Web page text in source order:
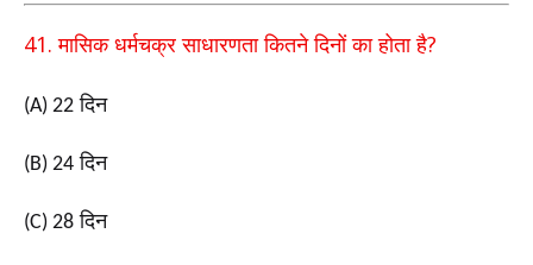
41.मासिक धर्मचक्र साधारणता कितने दिनों का होता है?
(A) 22 दिन
(B) 24 दिन
(C) 28 दिन